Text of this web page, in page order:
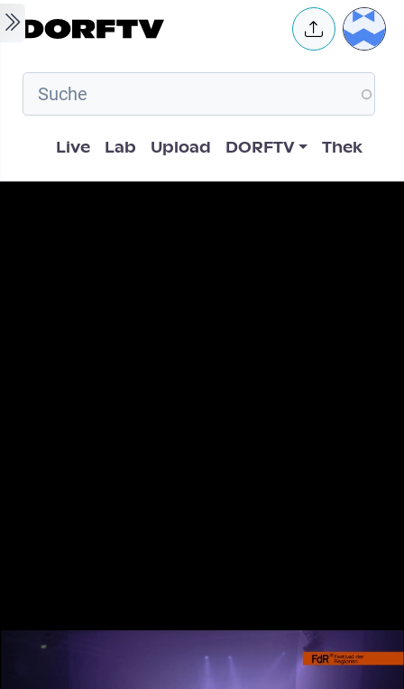
Skip to main content User
Hauptnavigation
Live Lab Upload DORFTV Thek